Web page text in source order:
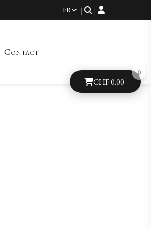
FR | |
Contact
CHF0.00